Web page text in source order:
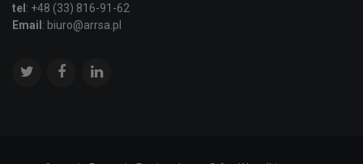
tel : +48 (33) 816-91-62
Email : biuro@arrsa.pl